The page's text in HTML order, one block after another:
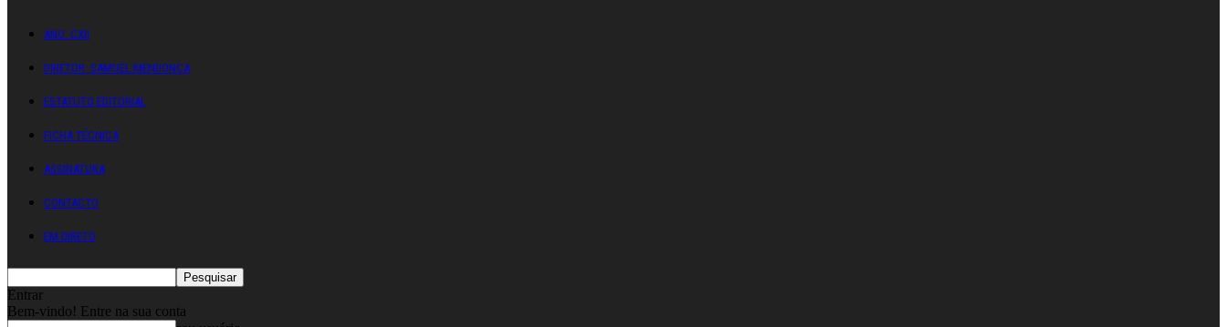
ANO: CXII
DIRETOR: SAMUEL MENDONÇA
ESTATUTO EDITORIAL
FICHA TÉCNICA
ASSINATURA
CONTACTO
EM DIRETO
Entrar
Bem-vindo! Entre na sua conta